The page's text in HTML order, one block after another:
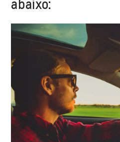
abaixo: